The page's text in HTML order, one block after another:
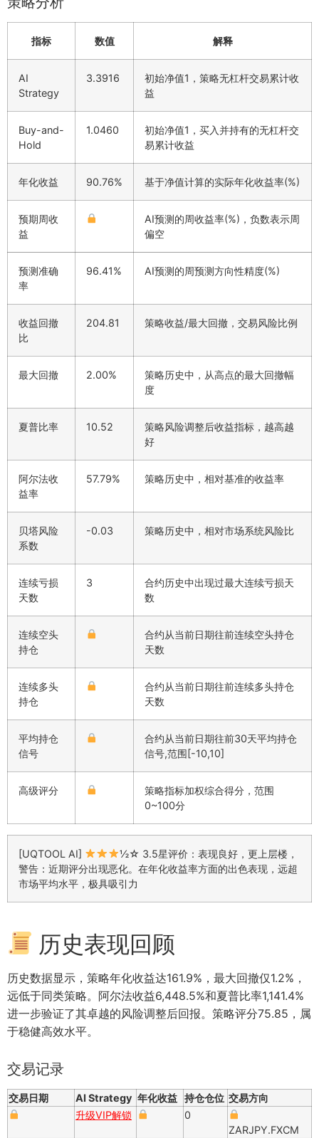
指标 数值 解释
AI
Strategy
3.3916
初始净值1，策略无杠杆交易累计收
益
Buy-and-
Hold
1.0460
初始净值1，买入并持有的无杠杆交
易累计收益
年化收益 90.76% 基于净值计算的实际年化收益率(%)
预期周收
益
AI预测的周收益率(%)，负数表示周
偏空
预测准确
率
96.41% AI预测的周预测方向性精度(%)
收益回撤
比
204.81 策略收益/最大回撤，交易风险比例
最大回撤 2.00%
策略历史中，从高点的最大回撤幅
度
夏普比率 10.52
策略风险调整后收益指标，越高越
好
阿尔法收
益率
57.79% 策略历史中，相对基准的收益率
贝塔风险
系数
-0.03 策略历史中，相对市场系统风险比
连续亏损
天数
3
合约历史中出现过最大连续亏损天
数
连续空头
持仓
合约从当前日期往前连续空头持仓
天数
连续多头
持仓
合约从当前日期往前连续多头持仓
天数
平均持仓
信号
合约从当前日期往前30天平均持仓
信号,范围[-10,10]
高级评分
策略指标加权综合得分，范围
0~100分
[UQTOOL AI]
½☆ 3.5星评价：表现良好，更上层楼，
警告：近期评分出现恶化。在年化收益率方面的出色表现，远超
市场平均水平，极具吸引力
历史表现回顾
历史数据显示，策略年化收益达161.9%，最大回撤仅1.2%，
远低于同类策略。阿尔法收益6,448.5%和夏普比率1,141.4%
进一步验证了其卓越的风险调整后回报。策略评分75.85，属
于稳健高效水平。
交易记录
交易日期 AI Strategy 年化收益 持仓仓位 交易方向
升级VIP解锁
0
ZARJPY.FXCM